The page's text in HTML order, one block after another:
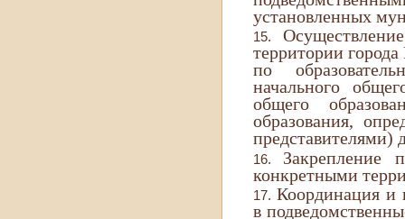
установленных
территории
по
начального
общего
образования,
представителями)
Закрепление
конкретными
Координация и
в